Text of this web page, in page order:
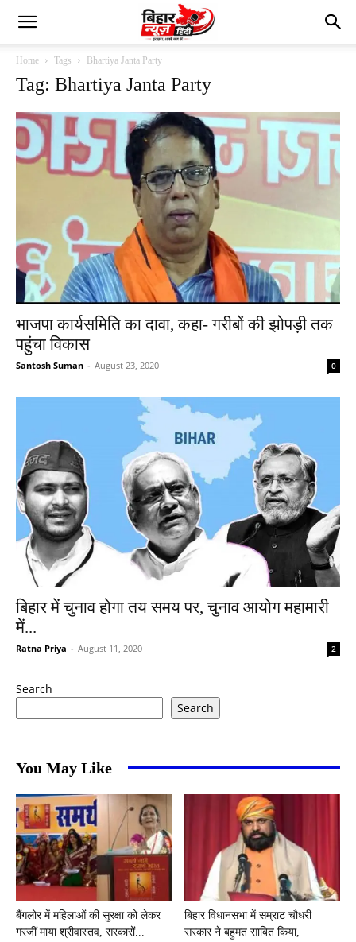
Home Tags Bhartiya Janta Party
Tag: Bhartiya Janta Party
भाजपा कार्यसमिति का दावा, कहा- गरीबों की झोपड़ी तक
पहुंचा विकास
Santosh Suman - August 23, 2020 0
बिहार में चुनाव होगा तय समय पर, चुनाव आयोग महामारी
में...
Ratna Priya - August 11, 2020 2
Search
Search
You May Like
बैंगलोर में महिलाओं की सुरक्षा को लेकर
गरजीं माया श्रीवास्तव, सरकारों...
बिहार विधानसभा में सम्राट चौधरी
सरकार ने बहुमत साबित किया,